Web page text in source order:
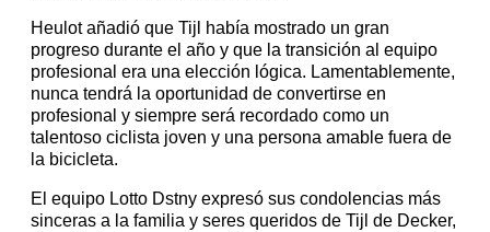
Heulot añadió que Tijl había mostrado un gran
progreso durante el año y que la transición al equipo
profesional era una elección lógica. Lamentablemente,
nunca tendrá la oportunidad de convertirse en
profesional y siempre será recordado como un
talentoso ciclista joven y una persona amable fuera de
la bicicleta.
El equipo Lotto Dstny expresó sus condolencias más
sinceras a la familia y seres queridos de Tijl de Decker,